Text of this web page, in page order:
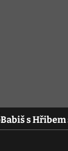
Babiš s Hřibem